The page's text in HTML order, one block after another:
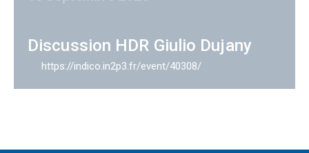
Discussion HDR Giulio Dujany
https://indico.in2p3.fr/event/40308/